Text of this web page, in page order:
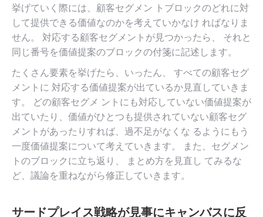
挙げていく際には、顧客セグメン トブロックのどれに対
して提供できる価値なのかを考えていかなけ ればなりま
せん。 対応する顧客セグメントが見つかったら、 それと
同じ番号を価値提案のブロックの付箋に記述します。
たくさん要素を挙げたら、いったん、 すべての顧客セグ
メントに 対応する価値提案が出ているか見直していきま
す。 どの顧客セグメ ントにも対応していない価値提案が
出ていたり、価値がひとつも提供されていない顧客セグ
メントがあったりすれば、過不足がなくな るようにもう
一度価値提案について考えていきます。 また、セグメン
トのブロックに立ち返り、 まとめ方を見直し てみるな
ど、議論を重ねながら修正していきます。
サードプレイス戦略が見事にキャンバスに反